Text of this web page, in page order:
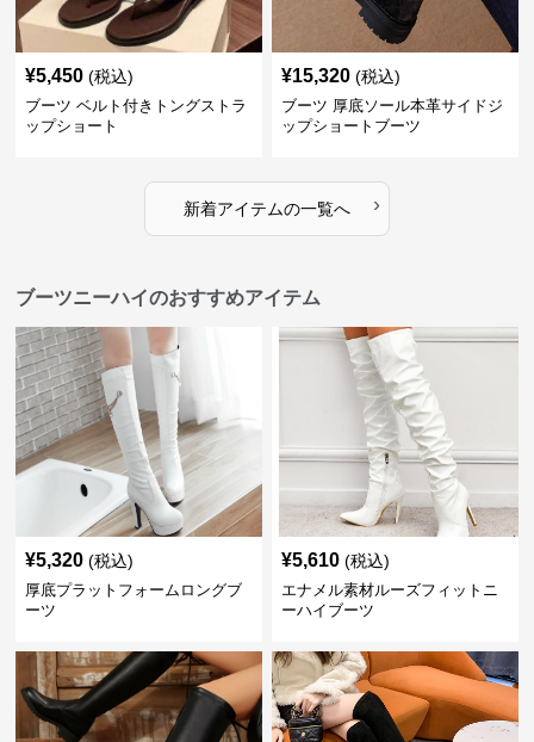
¥5,450 (税込)
ブーツ ベルト付きトングストラ
ップショート
¥15,320 (税込)
ブーツ 厚底ソール本革サイドジ
ップショートブーツ
新着アイテムの一覧へ ›
ブーツニーハイのおすすめアイテム
¥5,320 (税込)
厚底プラットフォームロングブ
ーツ
¥5,610 (税込)
エナメル素材ルーズフィットニ
ーハイブーツ